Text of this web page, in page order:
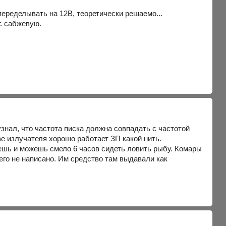
на 12В, теоретически решаемо...
сабжевую.
что частота писка должна совпадать с частотой
излучателя хорошо работает ЗП какой нить.
и можешь смело 6 часов сидеть ловить рыбу. Комары
не написано. Им средство там выдавали как